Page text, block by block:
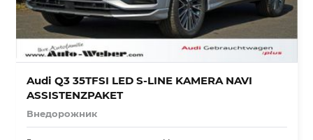
Audi Q3 35TFSI LED S-LINE KAMERA NAVI
ASSISTENZPAKET
Внедорожник